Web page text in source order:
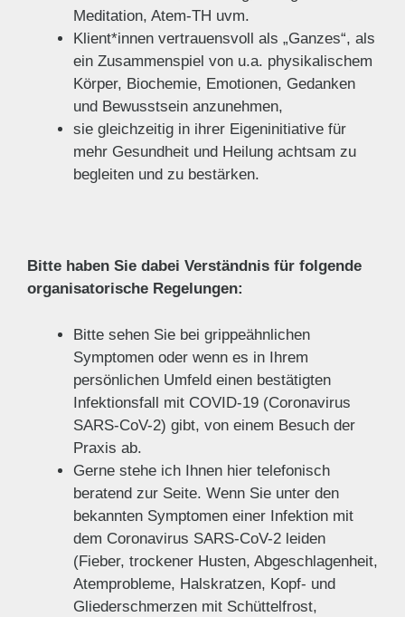
Meditation, Atem-TH uvm.
Klient*innen vertrauensvoll als „Ganzes“, als
ein Zusammenspiel von u.a. physikalischem
Körper, Biochemie, Emotionen, Gedanken
und Bewusstsein anzunehmen,
sie gleichzeitig in ihrer Eigeninitiative für
mehr Gesundheit und Heilung achtsam zu
begleiten und zu bestärken.
Bitte haben Sie dabei Verständnis für folgende
organisatorische Regelungen:
Bitte sehen Sie bei grippeähnlichen
Symptomen oder wenn es in Ihrem
persönlichen Umfeld einen bestätigten
Infektionsfall mit COVID-19 (Coronavirus
SARS-CoV-2) gibt, von einem Besuch der
Praxis ab.
Gerne stehe ich Ihnen hier telefonisch
beratend zur Seite. Wenn Sie unter den
bekannten Symptomen einer Infektion mit
dem Coronavirus SARS-CoV-2 leiden
(Fieber, trockener Husten, Abgeschlagenheit,
Atemprobleme, Halskratzen, Kopf- und
Gliederschmerzen mit Schüttelfrost,